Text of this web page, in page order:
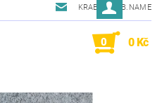
KRAB@KRAB.NAME
0 0 Kč